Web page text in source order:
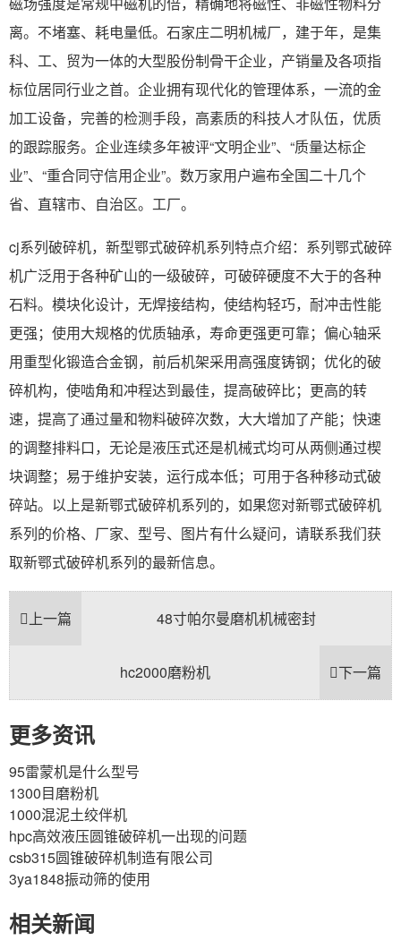
离。不堵塞、耗电量低。石家庄二明机械厂，建于年，是集
科、工、贸为一体的大型股份制骨干企业，产销量及各项指
标位居同行业之首。企业拥有现代化的管理体系，一流的金
加工设备，完善的检测手段，高素质的科技人才队伍，优质
的跟踪服务。企业连续多年被评“文明企业”、“质量达标企
业”、“重合同守信用企业”。数万家用户遍布全国二十几个
省、直辖市、自治区。工厂。
cj系列破碎机，新型鄂式破碎机系列特点介绍：系列鄂式破碎
机广泛用于各种矿山的一级破碎，可破碎硬度不大于的各种
石料。模块化设计，无焊接结构，使结构轻巧，耐冲击性能
更强；使用大规格的优质轴承，寿命更强更可靠；偏心轴采
用重型化锻造合金钢，前后机架采用高强度铸钢；优化的破
碎机构，使啮角和冲程达到最佳，提高破碎比；更高的转
速，提高了通过量和物料破碎次数，大大增加了产能；快速
的调整排料口，无论是液压式还是机械式均可从两侧通过楔
块调整；易于维护安装，运行成本低；可用于各种移动式破
碎站。以上是新鄂式破碎机系列的，如果您对新鄂式破碎机
系列的价格、厂家、型号、图片有什么疑问，请联系我们获
取新鄂式破碎机系列的最新信息。
上一篇 48寸帕尔曼磨机机械密封
下一篇
hc2000磨粉机
更多资讯
95雷蒙机是什么型号
1300目磨粉机
1000混泥土绞伴机
hpc高效液压圆锥破碎机一出现的问题
csb315圆锥破碎机制造有限公司
3ya1848振动筛的使用
相关新闻